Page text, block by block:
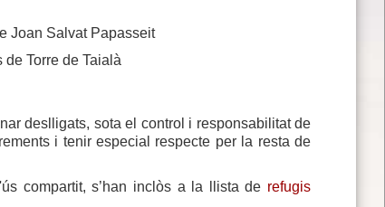
Joan Salvat Papasseit
de Torre de Taialà
deslligats, sota el control i responsabilitat de
i tenir especial respecte per la resta de
compartit, s’han inclòs a la llista de refugis